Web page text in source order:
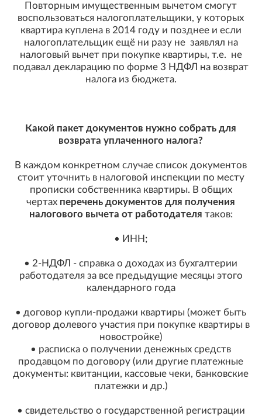
Повторным имущественным вычетом смогут
воспользоваться налогоплательщики, у которых
квартира куплена в 2014 году и позднее и если
налогоплательщик ещё ни разу не заявлял на
налоговый вычет при покупке квартиры, т.е. не
подавал декларацию по форме 3 НДФЛ на возврат
налога из бюджета.
Какой пакет документов нужно собрать для
возврата уплаченного налога?
В каждом конкретном случае список документов
стоит уточнить в налоговой инспекции по месту
прописки собственника квартиры. В общих
чертах перечень документов для получения
налогового вычета от работодателя таков:
• ИНН;
• 2-НДФЛ - справка о доходах из бухгалтерии
работодателя за все предыдущие месяцы этого
календарного года
• договор купли-продажи квартиры (может быть
договор долевого участия при покупке квартиры в
новостройке)
• расписка о получении денежных средств
продавцом по договору (или другие платежные
документы: квитанции, кассовые чеки, банковские
платежки и др.)
• свидетельство о государственной регистрации